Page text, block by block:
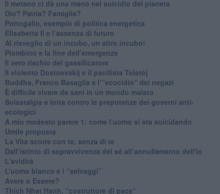
​Il metano ci dà una mano nel suicidio del pianeta
​Dio? Patria? Famiglia?
Portogallo, esempio di politica energetica
​Elisabetta II e l’assenza di futuro
Al risveglio di un incubo, un altro incubo!
​Piombino e la fine dell’emergenza
​Il vero rischio del gassificatore
​Il violento Dostoevskij e il pacifista Tolstòj
​Buddha, Franco Basaglia e l’”ecocidio” dei negazi
​È difficile vivere da sani in un mondo malato
Solastalgia e lotta contro le prepotenze dei governi anti-
ecologici
​A mio modesto parere 1: come l’uomo si sta suicidando
​Umile proposta
​La Vita scorre con te, senza di te
​Dall’istinto di sopravvivenza del sé all’annullamento dell'io
L'avidità
​L’uomo bianco e i “selvaggi”
​Avere o Essere?
​Thich Nhat Hanh, “costruttore di pace“